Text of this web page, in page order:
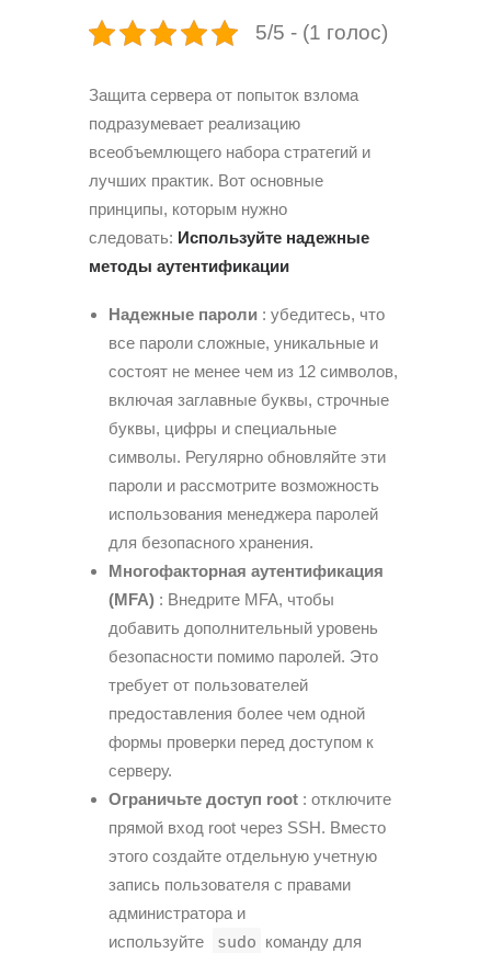
5/5 - (1 голос)
Защита сервера от попыток взлома
подразумевает реализацию
всеобъемлющего набора стратегий и
лучших практик. Вот основные
принципы, которым нужно
следовать: Используйте надежные
методы аутентификации
Надежные пароли : убедитесь, что
все пароли сложные, уникальные и
состоят не менее чем из 12 символов,
включая заглавные буквы, строчные
буквы, цифры и специальные
символы. Регулярно обновляйте эти
пароли и рассмотрите возможность
использования менеджера паролей
для безопасного хранения.
Многофакторная аутентификация
(MFA) : Внедрите MFA, чтобы
добавить дополнительный уровень
безопасности помимо паролей. Это
требует от пользователей
предоставления более чем одной
формы проверки перед доступом к
серверу.
Ограничьте доступ root : отключите
прямой вход root через SSH. Вместо
этого создайте отдельную учетную
запись пользователя с правами
администратора и
используйте
sudo команду для